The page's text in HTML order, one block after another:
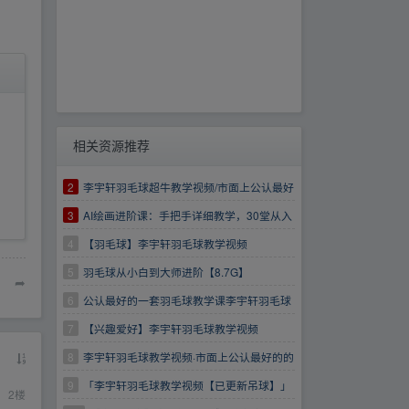
➦
2楼
相关资源推荐
2
李宇轩羽毛球超牛教学视频/市面上公认最好
的的一套羽毛球教学课
3
AI绘画进阶课：手把手详细教学，30堂从入
门到高手，掌握主流AI绘画技法【2.99G】
4
【羽毛球】李宇轩羽毛球教学视频
5
羽毛球从小白到大师进阶【8.7G】
6
公认最好的一套羽毛球教学课李宇轩羽毛球
教学视频
7
【兴趣爱好】李宇轩羽毛球教学视频
8
李宇轩羽毛球教学视频·市面上公认最好的的
一套羽毛球教学课
9
「李宇轩羽毛球教学视频【已更新吊球】」